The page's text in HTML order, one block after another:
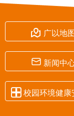
 广以地图
 新闻中
 校园环境健康